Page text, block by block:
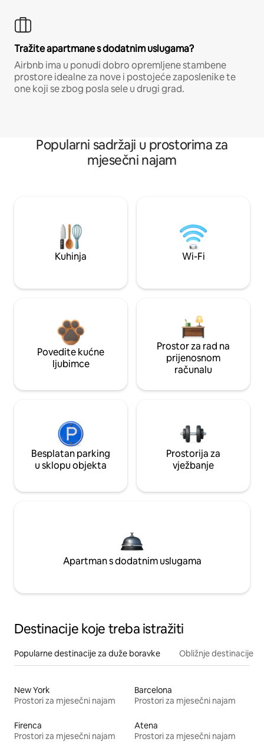
Tražite apartmane s dodatnim uslugama?
Airbnb ima u ponudi dobro opremljene stambene
prostore idealne za nove i postojeće zaposlenike te
one koji se zbog posla sele u drugi grad.
Popularni sadržaji u prostorima za
mjesečni najam
Kuhinja Wi-Fi
Povedite kućne
ljubimce
Prostor za rad na
prijenosnom
računalu
Besplatan parking
u sklopu objekta
Prostorija za
vježbanje
Apartman s dodatnim uslugama
Destinacije koje treba istražiti
Popularne destinacije za duže boravke Obližnje destinacije
New York
Prostori za mjesečni najam
Barcelona
Prostori za mjesečni najam
Firenca
Prostori za mjesečni najam
Atena
Prostori za mjesečni najam